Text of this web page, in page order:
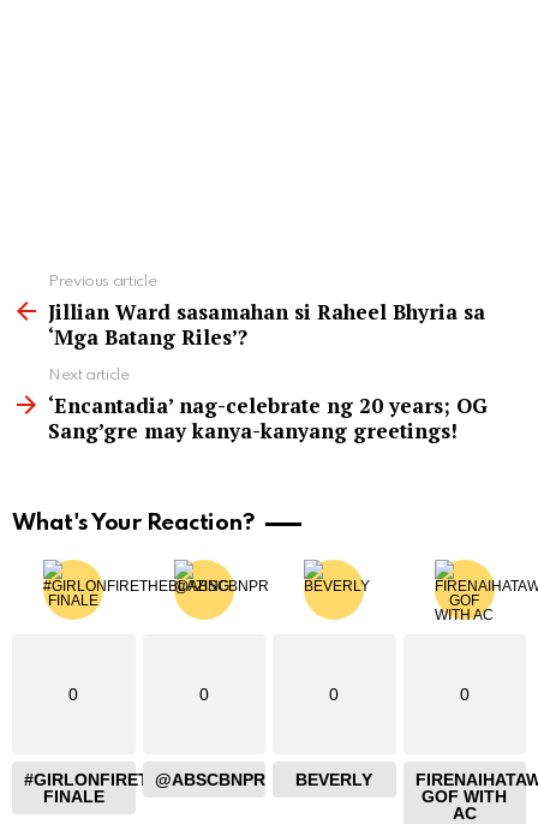
more
Previous article
Jillian Ward sasamahan si Raheel Bhyria sa
‘Mga Batang Riles’?
Next article
‘Encantadia’ nag-celebrate ng 20 years; OG
Sang’gre may kanya-kanyang greetings!
What's Your Reaction?
0
#GIRLONFIRETHEBLAZING
FINALE
0
@ABSCBNPR
0
BEVERLY
0
GOF WITH
AC